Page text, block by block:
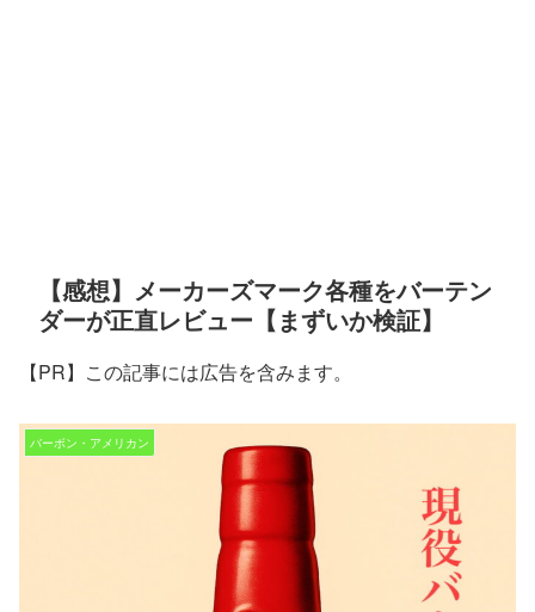
【感想】メーカーズマーク各種をバーテン
ダーが正直レビュー【まずいか検証】
【PR】この記事には広告を含みます。
バーボン・アメリカン